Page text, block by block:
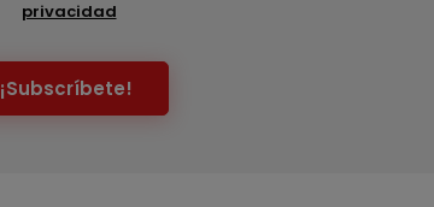
privacidad
¡Subscríbete!